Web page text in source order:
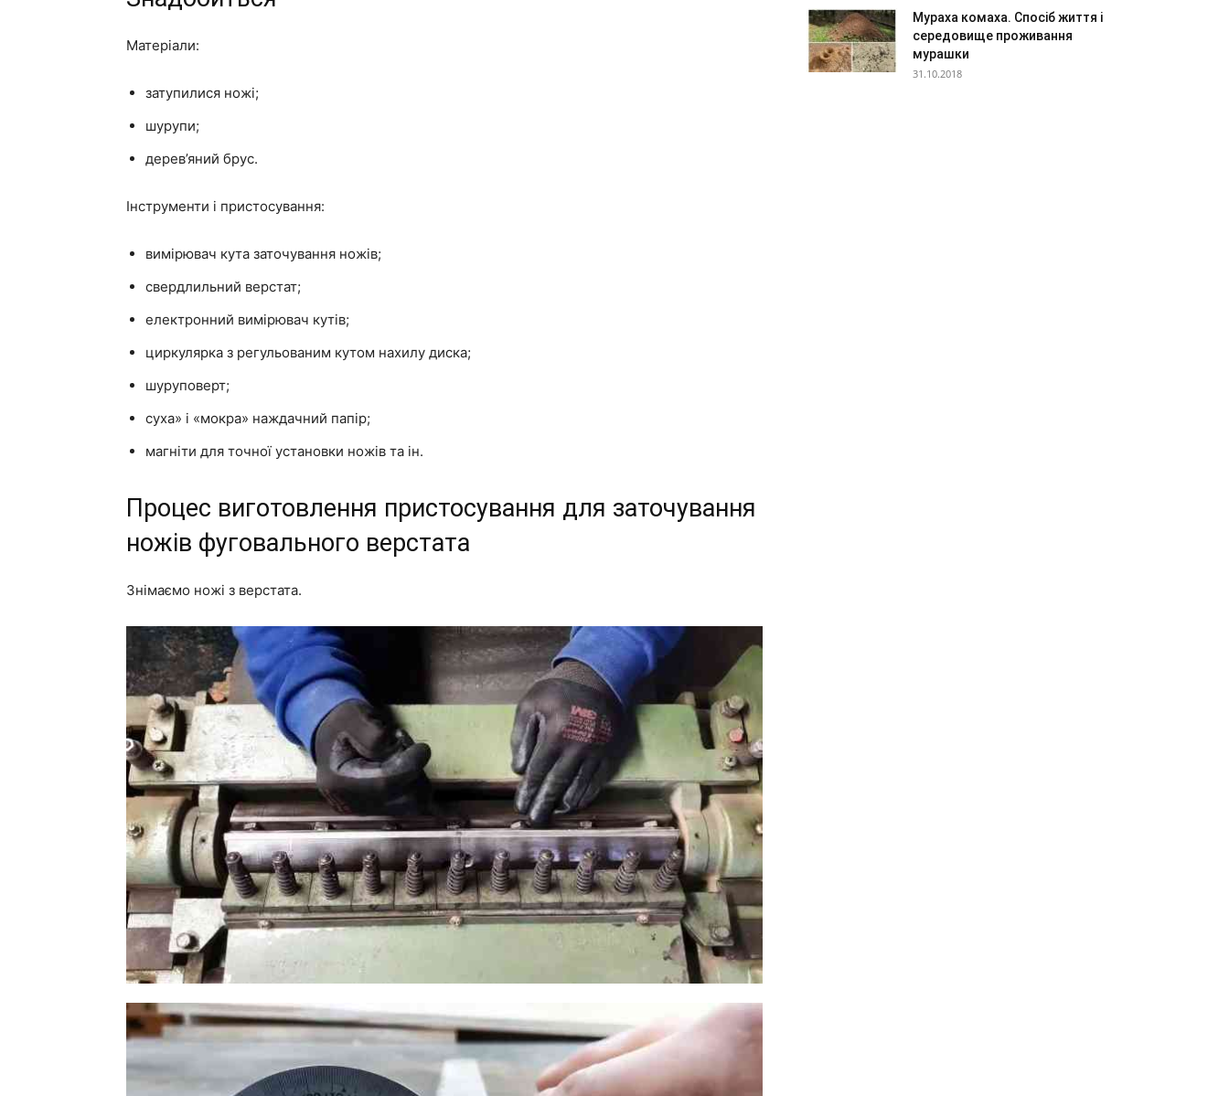
Матеріали:
затупилися ножі;
шурупи;
дерев’яний брус.
Інструменти і пристосування:
вимірювач кута заточування ножів;
свердлильний верстат;
електронний вимірювач кутів;
циркулярка з регульованим кутом нахилу диска;
шуруповерт;
суха» і «мокра» наждачний папір;
магніти для точної установки ножів та ін.
Процес виготовлення пристосування для заточування
ножів фуговального верстата
Знімаємо ножі з верстата.
Мураха комаха. Спосіб життя і
середовище проживання
мурашки
31.10.2018